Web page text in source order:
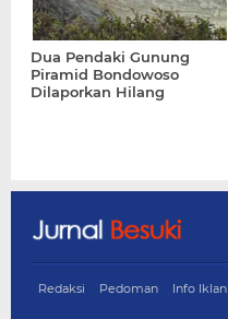
Dua Pendaki Gunung
Piramid Bondowoso
Dilaporkan Hilang
Redaksi Pedoman Info Iklan